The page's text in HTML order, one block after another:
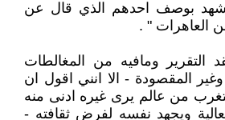
بوصف احدهم الذي قال عن
العاهرات " .
التقرير ومافيه من المغالطات
المقصودة - الا انني اقول ان
من عالم يرى غيره ادنى منه
ويجهد نفسه لفرض ثقافته -